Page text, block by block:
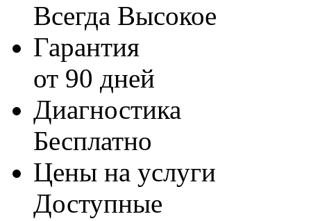
Всегда Высокое
Гарантия
от 90 дней
Диагностика
Бесплатно
Цены на услуги
Доступные